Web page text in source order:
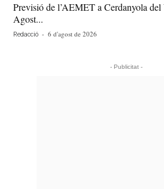
Previsió de l’AEMET a Cerdanyola
Agost...
Redacció - 6 d'agost de 2026
- Publicitat -